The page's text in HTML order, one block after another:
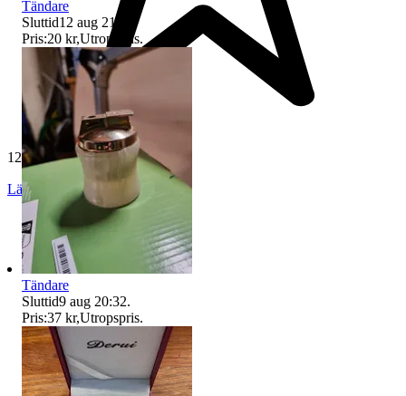
129 omdömen
Läs omdömen
Tändare
Sluttid12 aug 21:15
.
Pris:20 kr,Utropspris.
Tändare
Sluttid9 aug 20:32.
Pris:37 kr,Utropspris.